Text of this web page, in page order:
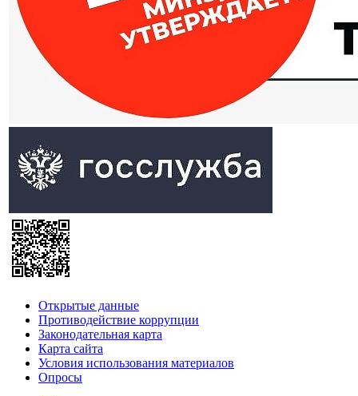
Открытые данные
Противодействие коррупции
Законодательная карта
Карта сайта
Условия использования материалов
Опросы